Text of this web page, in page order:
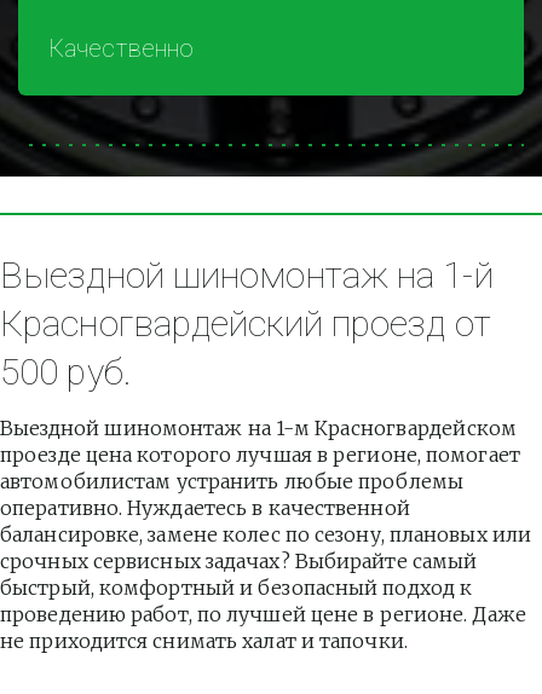
Качественно
Выездной шиномонтаж на 1-й
Красногвардейский проезд от
500 руб.
Выездной шиномонтаж на 1-м Красногвардейском
проезде цена которого лучшая в регионе, помогает
автомобилистам устранить любые проблемы
оперативно. Нуждаетесь в качественной
балансировке, замене колес по сезону, плановых или
срочных сервисных задачах? Выбирайте самый
быстрый, комфортный и безопасный подход к
проведению работ, по лучшей цене в регионе. Даже
не приходится снимать халат и тапочки.